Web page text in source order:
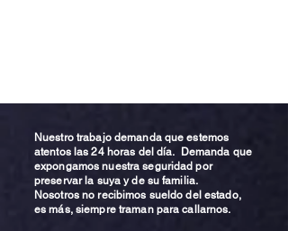
Nuestro trabajo demanda que estemos
atentos las 24 horas del día. Demanda que
expongamos nuestra seguridad por
preservar la suya y de su familia.
Nosotros no recibimos sueldo del estado,
es más, siempre traman para callarnos.